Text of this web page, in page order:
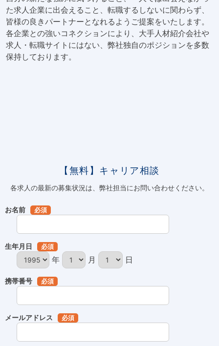
た求人企業に出会えること、転職するしないに関わらず、
皆様の良きパートナーとなれるようご提案をいたします。
各企業との強いコネクションにより、大手人材紹介会社や
求人・転職サイトにはない、弊社独自のポジションを多数
保持しております。
【無料】キャリア相談
各求人の最新の募集状況は、弊社担当にお問い合わせください。
お名前 必須
生年月日 必須
年 月 日
携帯番号 必須
メールアドレス 必須